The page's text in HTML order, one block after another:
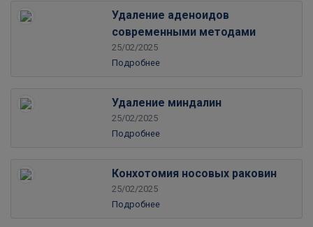
Удаление аденоидов
современными методами
25/02/2025
Подробнее
Удаление миндалин
25/02/2025
Подробнее
Конхотомия носовых раковин
25/02/2025
Подробнее